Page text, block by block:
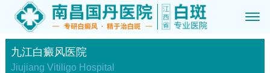
九江白癜风医院
Jiujiang Vitiligo Hospital